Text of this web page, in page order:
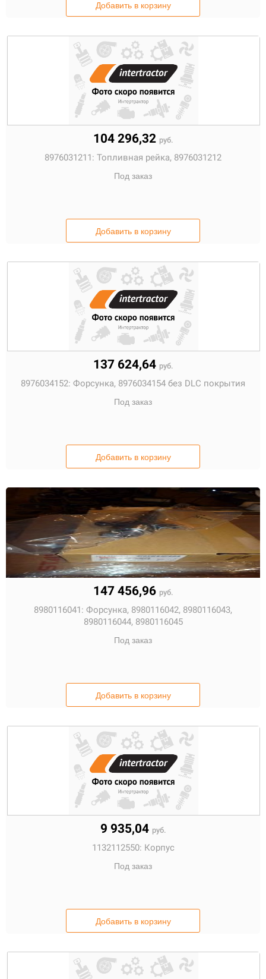
Добавить в корзину
104 296,32 руб.
8976031211: Топливная рейка, 8976031212
Под заказ
Добавить в корзину
137 624,64 руб.
8976034152: Форсунка, 8976034154 без DLC покрытия
Под заказ
Добавить в корзину
147 456,96 руб.
8980116041: Форсунка, 8980116042, 8980116043,
8980116044, 8980116045
Под заказ
Добавить в корзину
9 935,04 руб.
1132112550: Корпус
Под заказ
Добавить в корзину